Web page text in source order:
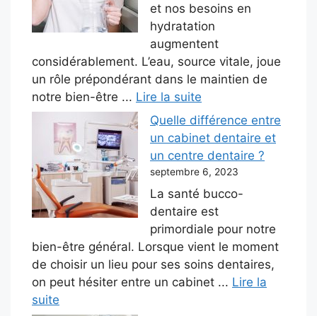
et nos besoins en
hydratation
augmentent
considérablement. L’eau, source vitale, joue
un rôle prépondérant dans le maintien de
notre bien-être ... Lire la suite
Quelle différence entre
un cabinet dentaire et
un centre dentaire ?
septembre 6, 2023
La santé bucco-
dentaire est
primordiale pour notre
bien-être général. Lorsque vient le moment
de choisir un lieu pour ses soins dentaires,
on peut hésiter entre un cabinet ... Lire la
suite